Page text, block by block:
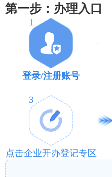
第一步：办理入口
1
登录/注册账号
3
点击企业开办登记专区